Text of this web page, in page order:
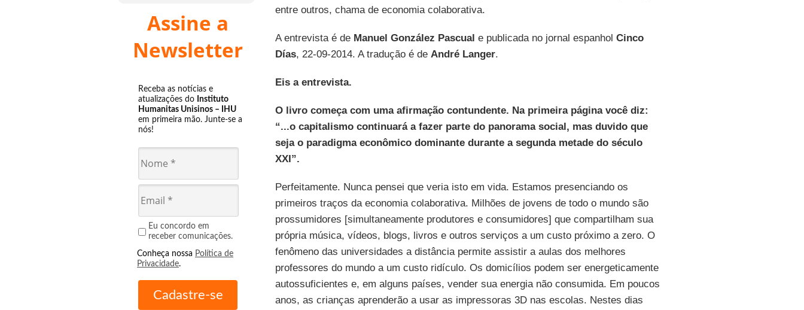
Assine a
Newsletter
Receba as notícias e
atualizações do Instituto
Humanitas Unisinos – IHU
em primeira mão. Junte-se a
nós!
Eu concordo em
receber comunicações.
Conheça nossa Política de
Privacidade.
entre outros, chama de economia colaborativa.
A entrevista é de Manuel González Pascual e publicada no jornal espanhol Cinco
Días, 22-09-2014. A tradução é de André Langer.
Eis a entrevista.
O livro começa com uma afirmação contundente. Na primeira página você diz:
“...o capitalismo continuará a fazer parte do panorama social, mas duvido que
seja o paradigma econômico dominante durante a segunda metade do século
XXI”.
Perfeitamente. Nunca pensei que veria isto em vida. Estamos presenciando os
primeiros traços da economia colaborativa. Milhões de jovens de todo o mundo são
prossumidores [simultaneamente produtores e consumidores] que compartilham sua
própria música, vídeos, blogs, livros e outros serviços a um custo próximo a zero. O
fenômeno das universidades a distância permite assistir a aulas dos melhores
professores do mundo a um custo ridículo. Os domicílios podem ser energeticamente
autossuficientes e, em alguns países, vender sua energia não consumida. Em poucos
anos, as crianças aprenderão a usar as impressoras 3D nas escolas. Nestes dias